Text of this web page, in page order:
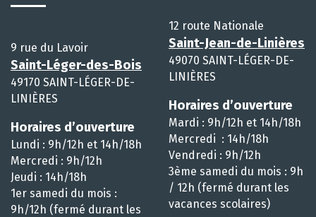
9 rue du Lavoir
Saint-Léger-des-Bois
49170 SAINT-LÉGER-DE-
LINIÈRES
Horaires d’ouverture
Lundi : 9h/12h et 14h/18h
Mercredi : 9h/12h
Jeudi : 14h/18h
1er samedi du mois :
9h/12h (fermé durant les
12 route Nationale
Saint-Jean-de-Linières
49070 SAINT-LÉGER-DE-
LINIÈRES
Horaires d’ouverture
Mardi : 9h/12h et 14h/18h
Mercredi : 14h/18h
Vendredi : 9h/12h
3ème samedi du mois : 9h
/ 12h (fermé durant les
vacances scolaires)